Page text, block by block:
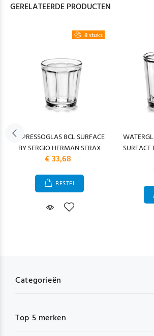
GERELATEERDE PRODUCTEN
8 stuks
ESPRESSOGLAS 8CL SURFACE
BY SERGIO HERMAN SERAX
€ 33,68
BESTEL
Categorieën
Top 5 merken